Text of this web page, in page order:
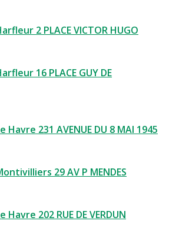
2 PLACE VICTOR HUGO
16 PLACE GUY DE
Havre 231 AVENUE DU 8 MAI 1945
29 AV P MENDES
Havre 202 RUE DE VERDUN